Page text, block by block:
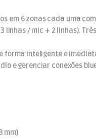
em 6 zonas cada uma
linhas / mic + 2 linhas).
forma inteligente e
e gerenciar conexões
mm)